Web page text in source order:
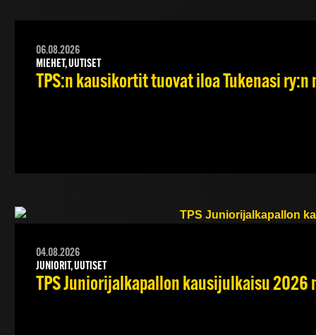
06.08.2026
MIEHET, UUTISET
TPS:n kausikortit tuovat iloa Tukenasi
04.08.2026
JUNIORIT, UUTISET
TPS Juniorijalkapallon kausijulkaisu 2026